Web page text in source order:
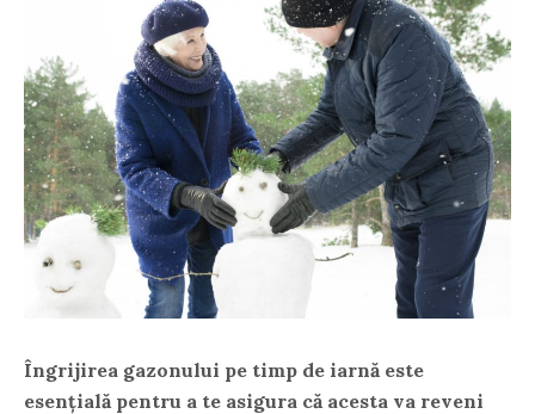
Îngrijirea gazonului pe timp de iarnă este
esențială pentru a te asigura că acesta va reveni